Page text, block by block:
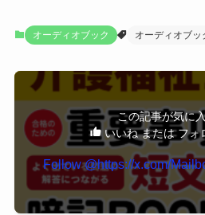
オーディオブック オーディオブッ
この記事が気に
いいね または フォ
Follow @https://x.com/